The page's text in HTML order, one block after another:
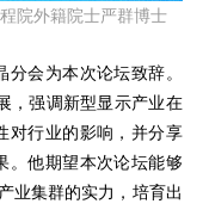
院外籍院士严群博士
会为本次论坛致辞。
，强调新型显示产业在
对行业的影响，并分享
。他期望本次论坛能够
业集群的实力，培育出